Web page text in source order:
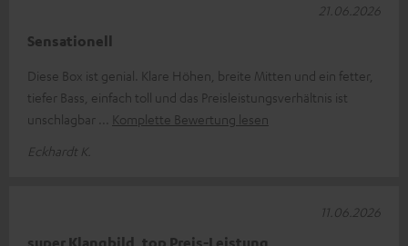
Sensationell
Diese Box ist genial. Klare Höhen, breite Mitten und ein fetter,
tiefer Bass, einfach toll und das Preisleistungsverhältnis ist
unschlagbar
Komplette Bewertung lesen
Eckhardt K.
21.06.2026
super Klangbild, top Preis-Leistung
11.06.2026